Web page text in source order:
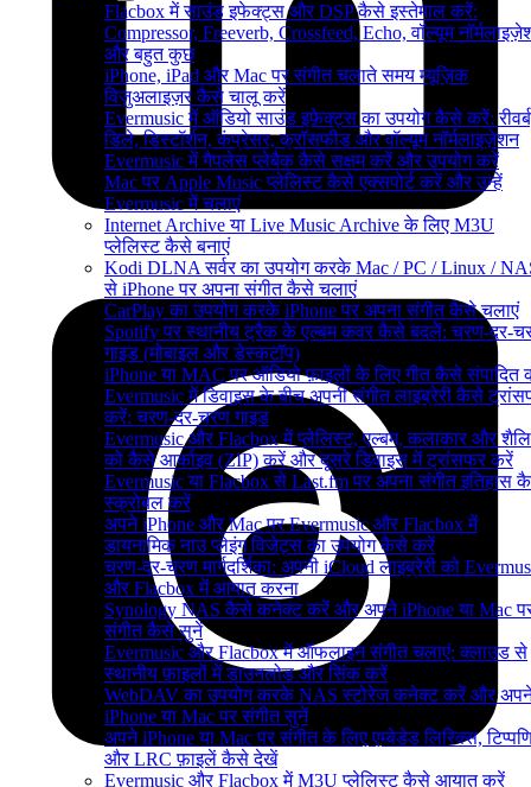
Flacbox में साउंड इफेक्ट्स और DSP कैसे इस्तेमाल करें:
Compressor, Freeverb, Crossfeed, Echo, वॉल्यूम
और बहुत कुछ
iPhone, iPad और Mac पर संगीत चलाते समय म्यूज़िक
विज़ुअलाइज़र कैसे चालू करें
Evermusic में ऑडियो साउंड इफ़ेक्ट्स का उपयोग कैसे करें:
डिले, डिस्टॉर्शन, कंप्रेसर, क्रॉसफीड और वॉल्यूम नॉर्मलाइज़ेशन
Evermusic में गैपलेस प्लेबैक कैसे सक्षम करें और उपयोग करें
Mac पर Apple Music प्लेलिस्ट कैसे एक्सपोर्ट करें और उन्हें
Evermusic में चलाएं
Internet Archive या Live Music Archive के लिए M3U
प्लेलिस्ट कैसे बनाएं
Kodi DLNA सर्वर का उपयोग करके Mac / PC / Linux /
से iPhone पर अपना संगीत कैसे चलाएं
CarPlay का उपयोग करके iPhone पर अपना संगीत कैसे चलाएं
Spotify पर स्थानीय ट्रैक के एल्बम कवर कैसे बदलें: चरण-दर-
गाइड (मोबाइल और डेस्कटॉप)
iPhone या MAC पर ऑडियो फ़ाइलों के लिए गीत कैसे संपादित
Evermusic में डिवाइस के बीच अपनी संगीत लाइब्रेरी कैसे
करें: चरण-दर-चरण गाइड
Evermusic और Flacbox में प्लेलिस्ट, एल्बम, कलाकार और
को कैसे आर्काइव (ZIP) करें और दूसरे डिवाइस में ट्रांसफर करें
Evermusic या Flacbox से Last.fm पर अपना संगीत इतिहास
स्क्रोबल करें
अपने iPhone और Mac पर Evermusic और Flacbox में
डायनामिक नाउ प्लेइंग विजेट्स का उपयोग कैसे करें
चरण-दर-चरण मार्गदर्शिका: अपनी iCloud लाइब्रेरी को
और Flacbox में आयात करना
Synology NAS कैसे कनेक्ट करें और अपने iPhone या Mac
संगीत कैसे सुनें
Evermusic और Flacbox में ऑफलाइन संगीत चलाएं: क्लाउड से
स्थानीय फ़ाइलों में डाउनलोड और सिंक करें
WebDAV का उपयोग करके NAS स्टोरेज कनेक्ट करें और
iPhone या Mac पर संगीत सुनें
अपने iPhone या Mac पर संगीत के लिए एम्बेडेड लिरिक्स,
और LRC फ़ाइलें कैसे देखें
Evermusic और Flacbox में M3U प्लेलिस्ट कैसे आयात करें